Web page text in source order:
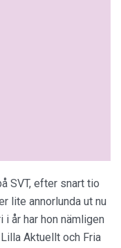
SVT, efter snart tio
lite annorlunda ut nu
i år har hon nämligen
Aktuellt och Fria